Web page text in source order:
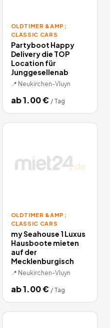
OLDTIMER &AMP;
CLASSIC CARS
Partyboot Happy
Delivery die TOP
Location für
Junggesellenab
📍 Neukirchen-Vluyn
ab1.00€ / Tag
OLDTIMER &AMP;
CLASSIC CARS
my Seahouse 1 Luxus
Hausboote mieten
auf der
Mecklenburgisch
📍 Neukirchen-Vluyn
ab1.00€ / Tag